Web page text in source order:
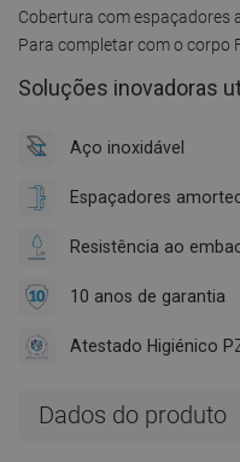
Cobertura com espaçadores
Para completar com o corpo
Soluções inovadoras
Aço inoxidável
Espaçadores
Resistência ao
10 anos de garantia
Atestado Higiénico
Dados do produto